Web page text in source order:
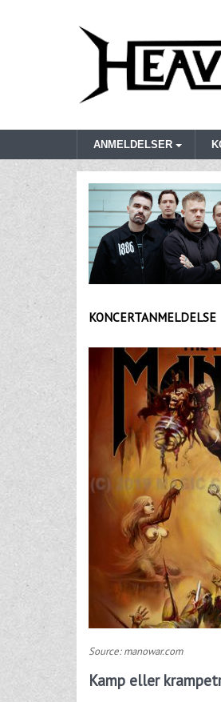
ANMELDELSER
KONCERTANMELDELSE
Source: manowar.com
Kamp eller